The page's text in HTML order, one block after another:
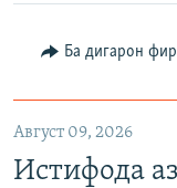
Ба дигарон
Август 09, 2026
Истифода